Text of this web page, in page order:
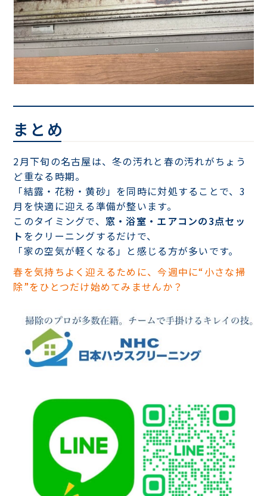
まとめ
2月下旬の名古屋は、冬の汚れと春の汚れがちょう
ど重なる時期。
「結露・花粉・黄砂」を同時に対処することで、3
月を快適に迎える準備が整います。
このタイミングで、 窓・浴室・エアコンの3点セッ
ト をクリーニングするだけで、
「家の空気が軽くなる」と感じる方が多いです。
春を気持ちよく迎えるために、今週中に“小さな掃
除”をひとつだけ始めてみませんか？